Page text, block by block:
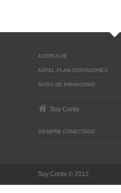
ACERCA DE
ASPEL PLAN CONTADORES
AVISO DE PRIVACIDAD
Soy Conta
SIEMPRE CONECTADO
Soy Conta © 2012